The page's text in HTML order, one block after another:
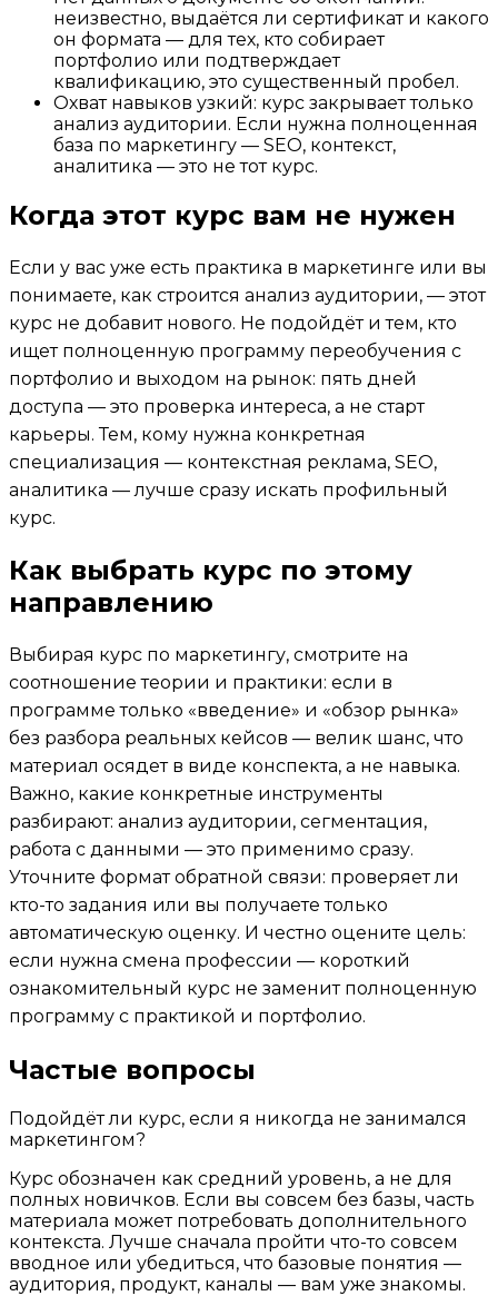
неизвестно, выдаётся ли сертификат и какого
он формата — для тех, кто собирает
портфолио или подтверждает
квалификацию, это существенный пробел.
Охват навыков узкий: курс закрывает только
анализ аудитории. Если нужна полноценная
база по маркетингу — SEO, контекст,
аналитика — это не тот курс.
Когда этот курс вам не нужен
Если у вас уже есть практика в маркетинге или вы
понимаете, как строится анализ аудитории, — этот
курс не добавит нового. Не подойдёт и тем, кто
ищет полноценную программу переобучения с
портфолио и выходом на рынок: пять дней
доступа — это проверка интереса, а не старт
карьеры. Тем, кому нужна конкретная
специализация — контекстная реклама, SEO,
аналитика — лучше сразу искать профильный
курс.
Как выбрать курс по этому
направлению
Выбирая курс по маркетингу, смотрите на
соотношение теории и практики: если в
программе только «введение» и «обзор рынка»
без разбора реальных кейсов — велик шанс, что
материал осядет в виде конспекта, а не навыка.
Важно, какие конкретные инструменты
разбирают: анализ аудитории, сегментация,
работа с данными — это применимо сразу.
Уточните формат обратной связи: проверяет ли
кто-то задания или вы получаете только
автоматическую оценку. И честно оцените цель:
если нужна смена профессии — короткий
ознакомительный курс не заменит полноценную
программу с практикой и портфолио.
Частые вопросы
Подойдёт ли курс, если я никогда не занимался
маркетингом?
Курс обозначен как средний уровень, а не для
полных новичков. Если вы совсем без базы, часть
материала может потребовать дополнительного
контекста. Лучше сначала пройти что-то совсем
вводное или убедиться, что базовые понятия —
аудитория, продукт, каналы — вам уже знакомы.